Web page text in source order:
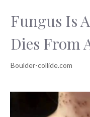
Fungus Is
Dies From